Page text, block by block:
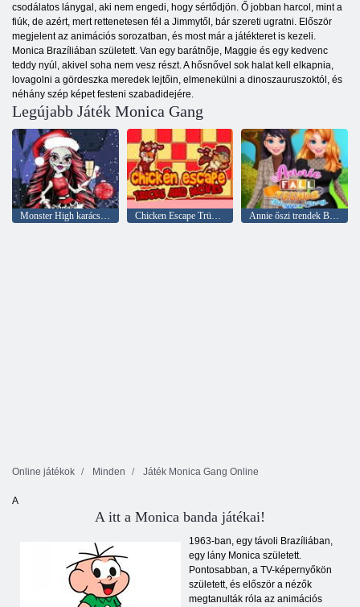
csodálatos lánygal, aki nem engedi, hogy sértődjön. Ő jobban harcol, mint a
fiúk, de azért, mert rettenetesen fél a Jimmytől, bár szereti ugratni. Először
megjelent az animációs sorozatban, és most már a játékteret is kezeli.
Monica Brazíliában született. Van egy barátnője, Maggie és egy kedvenc
teddy nyúl, akivel soha nem vesz részt. A hősnővel sok halat kell elkapnia,
lovagolni a gördeszka meredek lejtőin, elmenekülni a dinoszauruszoktól, és
néhány szép képet festeni szabadidejére.
Legújabb Játék Monica Gang
Monster High karácsony Chicken Escape Trükkök és mozdulatok Annie őszi trendek Blogger története
Online játékok Minden Játék Monica Gang Online
A
A itt a Monica banda játékai!
1963-ban, egy távoli Brazíliában,
egy lány Monica született.
Pontosabban, a TV-képernyőkön
született, és először a nézők
megtanulták róla az animációs